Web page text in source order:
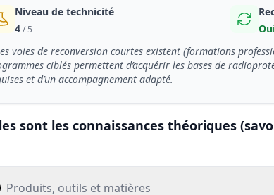
Niveau de technicité
4/ 5
voies de reconversion courtes existent (formations
ciblés permettent d’acquérir les bases de
et d’un accompagnement adapté.
sont les connaissances théoriques
Produits, outils et matières